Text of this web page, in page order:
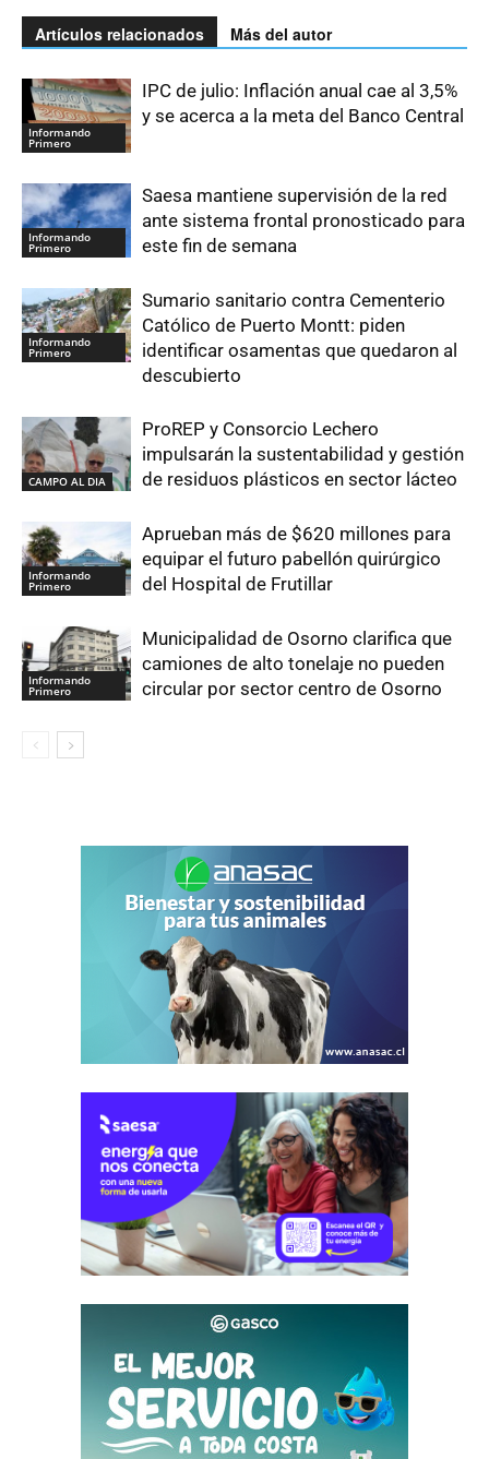
Artículos relacionados Más del autor
Informando
Primero
IPC de julio: Inflación anual cae al 3,5%
y se acerca a la meta del Banco Central
Informando
Primero
Saesa mantiene supervisión de la red
ante sistema frontal pronosticado para
este fin de semana
Informando
Primero
Sumario sanitario contra Cementerio
Católico de Puerto Montt: piden
identificar osamentas que quedaron al
descubierto
CAMPO AL DIA
ProREP y Consorcio Lechero
impulsarán la sustentabilidad y gestión
de residuos plásticos en sector lácteo
Informando
Primero
Aprueban más de $620 millones para
equipar el futuro pabellón quirúrgico
del Hospital de Frutillar
Informando
Primero
Municipalidad de Osorno clarifica que
camiones de alto tonelaje no pueden
circular por sector centro de Osorno